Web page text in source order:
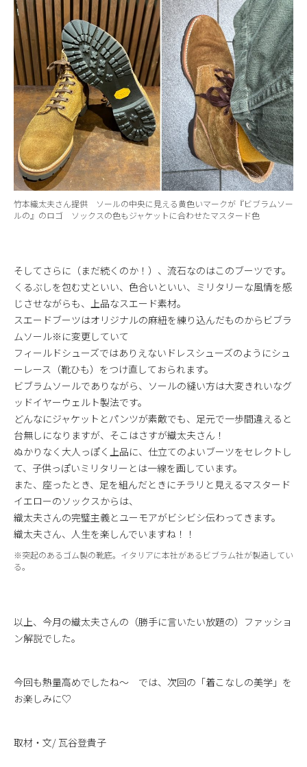
竹本織太夫さん提供 ソールの中央に見える黄色いマークが『ビブラムソー
ルの』のロゴ ソックスの色もジャケットに合わせたマスタード色
そしてさらに（まだ続くのか！）、流石なのはこのブーツです。
くるぶしを包む丈といい、色合いといい、ミリタリーな風情を感
じさせながらも、上品なスエード素材。
スエードブーツはオリジナルの麻紐を練り込んだものからビブラ
ムソール※に変更していて
フィールドシューズではありえないドレスシューズのようにシュ
ーレース（靴ひも）をつけ直しておられます。
ビブラムソールでありながら、ソールの縫い方は大変きれいなグ
ッドイヤーウェルト製法です。
どんなにジャケットとパンツが素敵でも、足元で一歩間違えると
台無しになりますが、そこはさすが織太夫さん！
ぬかりなく大人っぽく上品に、仕立てのよいブーツをセレクトし
て、子供っぽいミリタリーとは一線を画しています。
また、座ったとき、足を組んだときにチラリと見えるマスタード
イエローのソックスからは、
織太夫さんの完璧主義とユーモアがビシビシ伝わってきます。
織太夫さん、人生を楽しんでいますね！！
※突起のあるゴム製の靴底。イタリアに本社があるビブラム社が製造してい
る。
以上、今月の織太夫さんの（勝手に言いたい放題の）ファッショ
ン解説でした。
今回も熱量高めでしたね～ では、次回の「着こなしの美学」を
お楽しみに♡
取材・文/ 瓦谷登貴子